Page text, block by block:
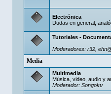
Electrónica
Dudas en general,
Tutoriales -
Moderadores: r32
Media
Multimedia
Música, video, audio y
Moderador: Songoku